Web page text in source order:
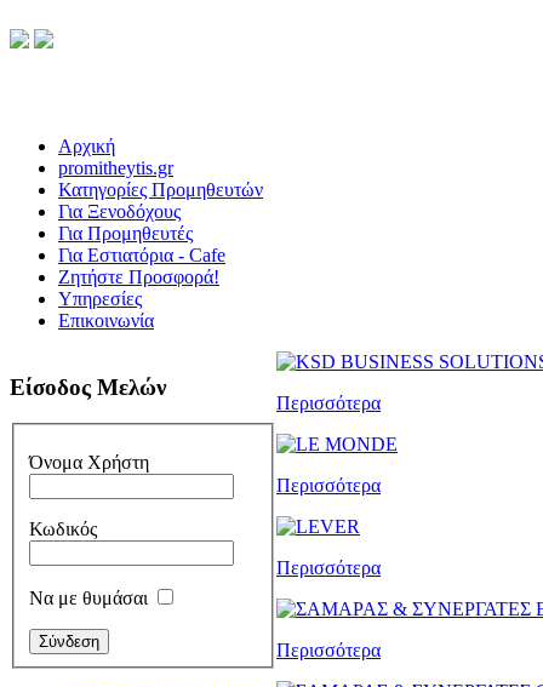
Αρχική
promitheytis.gr
Κατηγορίες Προμηθευτών
Για Ξενοδόχους
Για Προμηθευτές
Για Εστιατόρια - Cafe
Ζητήστε Προσφορά!
Υπηρεσίες
Επικοινωνία
Είσοδος Μελών
Όνομα Χρήστη
Κωδικός
Να με θυμάσαι
Περισσότερα
Περισσότερα
Περισσότερα
Περισσότερα